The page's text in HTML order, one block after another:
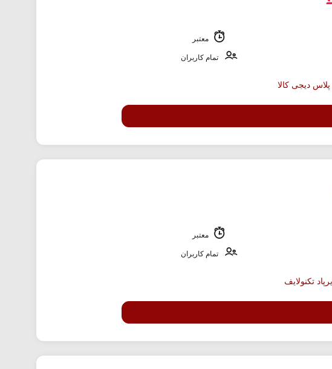
معتبر
تمام کاربران
معتبر
تمام کاربران